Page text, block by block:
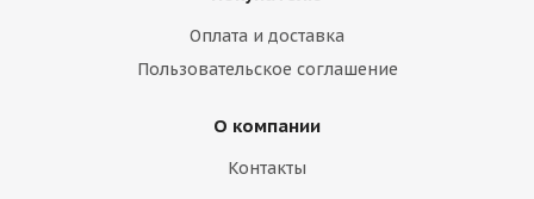
Оплата и доставка
Пользовательское соглашение
О компании
Контакты